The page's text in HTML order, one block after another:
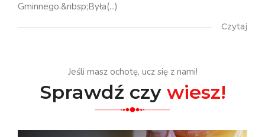
Gminnego.&nbsp;Była(...)
Czytaj
Jeśli masz ochotę, ucz się z nami!
Sprawdź czy wiesz!